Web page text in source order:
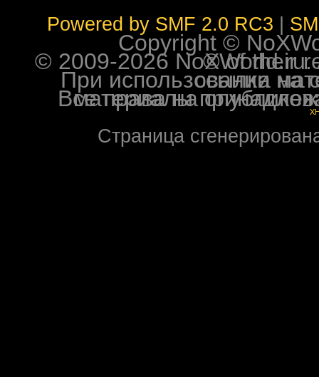
Powered by SMF 2.0 RC3
Copyright ©
© 2009-2026 NoXWorld.ru. All
При использовании
Все права на опубликованные на форуме
Страница